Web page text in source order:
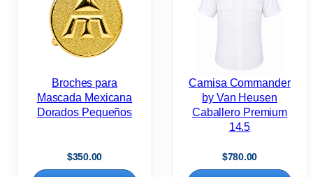
Broches para
Mascada Mexicana
Dorados Pequeños
$350.00
Camisa Commander
by Van Heusen
Caballero Premium
14.5
$780.00